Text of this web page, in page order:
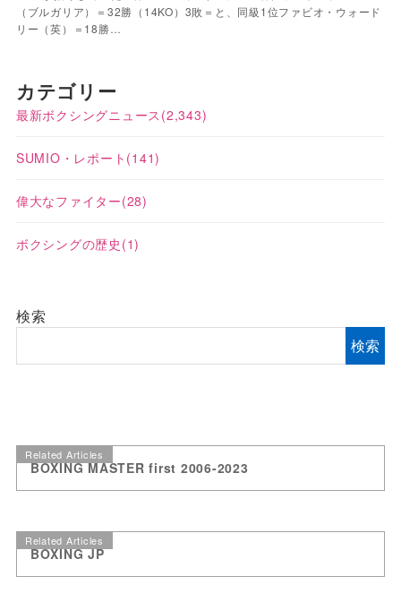
（ブルガリア）＝32勝（14KO）3敗＝と、同級1位ファビオ・ウォード
リー（英）＝18勝…
カテゴリー
最新ボクシングニュース (2,343)
SUMIO・レポート (141)
偉大なファイター(28)
ボクシングの歴史 (1)
検索
検索
Related Articles
BOXING MASTER first 2006-2023
Related Articles
BOXING JP